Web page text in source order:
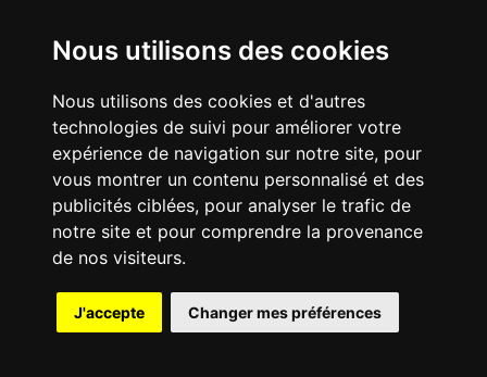
Nous utilisons des cookies
Nous utilisons des cookies et d'autres
technologies de suivi pour améliorer votre
expérience de navigation sur notre site, pour
vous montrer un contenu personnalisé et des
publicités ciblées, pour analyser le trafic de
notre site et pour comprendre la provenance
de nos visiteurs.
J'accepte Changer mes préférences
{{ID:GRATIA100}} ---CACHE---
© 2003-2029 - Tous droits réservés - Olivetti Media Communication